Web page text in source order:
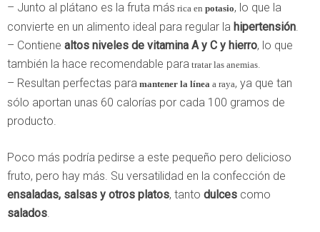
– Junto al plátano es la fruta más rica en potasio, lo que la
convierte en un alimento ideal para regular la hipertensión.
– Contiene altos niveles de vitamina A y C y hierro, lo que
también la hace recomendable para tratar las anemias.
– Resultan perfectas para mantener la línea a raya, ya que tan
sólo aportan unas 60 calorías por cada 100 gramos de
producto.
Poco más podría pedirse a este pequeño pero delicioso
fruto, pero hay más. Su versatilidad en la confección de
ensaladas, salsas y otros platos, tanto dulces como
salados.